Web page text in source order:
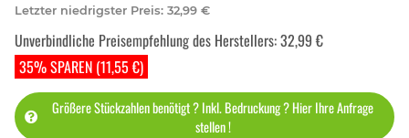
Letzter niedrigster Preis: 32,99 €
35% SPAREN (11,55 €)
Unverbindliche Preisempfehlung des Herstellers:32,99 €
Größere Stückzahlen benötigt ? Inkl. Bedruckung ? Hier Ihre Anfrage
stellen !